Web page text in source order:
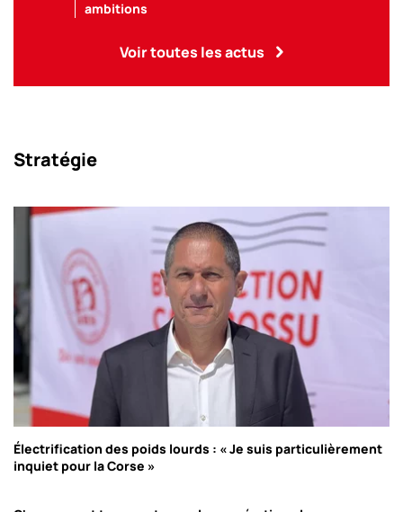
ambitions
Voir toutes les actus
Stratégie
Électrification des poids lourds : « Je suis particulièrement
inquiet pour la Corse »